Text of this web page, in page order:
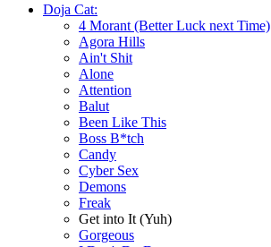
Doja Cat:
4 Morant (Better Luck next Time)
Agora Hills
Ain't Shit
Alone
Attention
Balut
Been Like This
Boss B*tch
Candy
Cyber Sex
Demons
Freak
Get into It (Yuh)
Gorgeous